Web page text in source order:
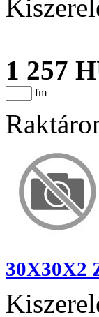
1 257
fm
30X30X2